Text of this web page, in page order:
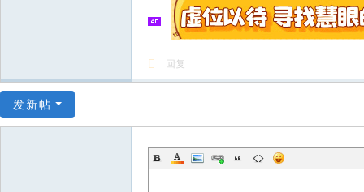
回复
发新帖